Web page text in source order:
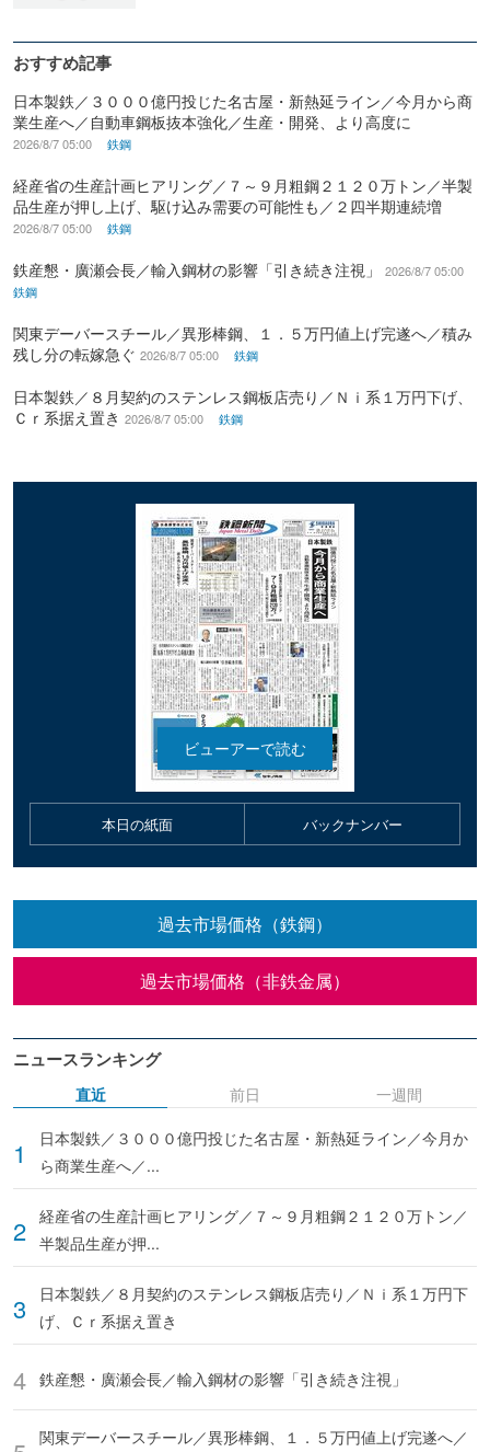
おすすめ記事
日本製鉄／３０００億円投じた名古屋・新熱延ライン／今月から商
業生産へ／自動車鋼板抜本強化／生産・開発、より高度に
2026/8/7 05:00 鉄鋼
経産省の生産計画ヒアリング／７～９月粗鋼２１２０万トン／半製
品生産が押し上げ、駆け込み需要の可能性も／２四半期連続増
2026/8/7 05:00 鉄鋼
鉄産懇・廣瀬会長／輸入鋼材の影響「引き続き注視」
2026/8/7 05:00
鉄鋼
関東デーバースチール／異形棒鋼、１．５万円値上げ完遂へ／積み
残し分の転嫁急ぐ 2026/8/7 05:00 鉄鋼
日本製鉄／８月契約のステンレス鋼板店売り／Ｎｉ系１万円下げ、
Ｃｒ系据え置き 2026/8/7 05:00 鉄鋼
本日の紙面 バックナンバー
過去市場価格（鉄鋼）
過去市場価格（非鉄金属）
ニュースランキング
直近
日本製鉄／３０００億円投じた名古屋・新熱延ライン／今月か
ら商業生産へ／...
経産省の生産計画ヒアリング／７～９月粗鋼２１２０万トン／
半製品生産が押...
日本製鉄／８月契約のステンレス鋼板店売り／Ｎｉ系１万円下
げ、Ｃｒ系据え置き
鉄産懇・廣瀬会長／輸入鋼材の影響「引き続き注視」
関東デーバースチール／異形棒鋼、１．５万円値上げ完遂へ／
前日 一週間